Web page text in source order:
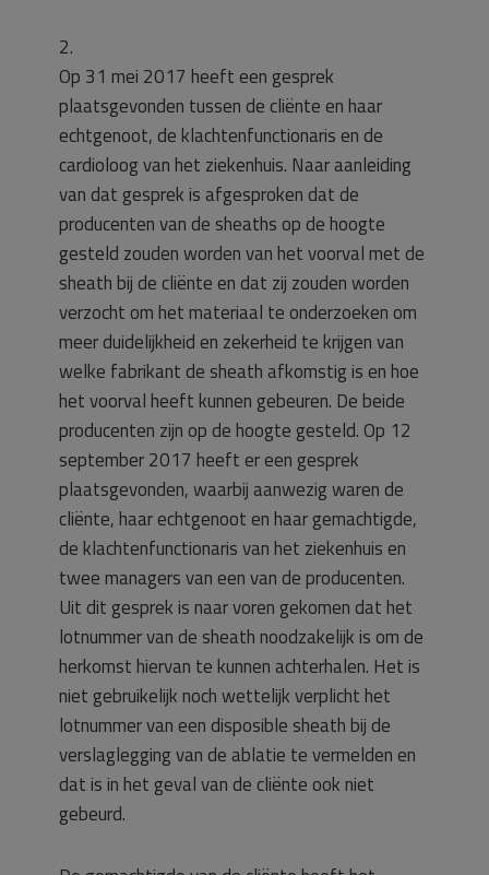
2.
Op 31 mei 2017 heeft een gesprek
plaatsgevonden tussen de cliënte en haar
echtgenoot, de klachtenfunctionaris en de
cardioloog van het ziekenhuis. Naar aanleiding
van dat gesprek is afgesproken dat de
producenten van de sheaths op de hoogte
gesteld zouden worden van het voorval met de
sheath bij de cliënte en dat zij zouden worden
verzocht om het materiaal te onderzoeken om
meer duidelijkheid en zekerheid te krijgen van
welke fabrikant de sheath afkomstig is en hoe
het voorval heeft kunnen gebeuren. De beide
producenten zijn op de hoogte gesteld. Op 12
september 2017 heeft er een gesprek
plaatsgevonden, waarbij aanwezig waren de
cliënte, haar echtgenoot en haar gemachtigde,
de klachtenfunctionaris van het ziekenhuis en
twee managers van een van de producenten.
Uit dit gesprek is naar voren gekomen dat het
lotnummer van de sheath noodzakelijk is om de
herkomst hiervan te kunnen achterhalen. Het is
niet gebruikelijk noch wettelijk verplicht het
lotnummer van een disposible sheath bij de
verslaglegging van de ablatie te vermelden en
dat is in het geval van de cliënte ook niet
gebeurd.